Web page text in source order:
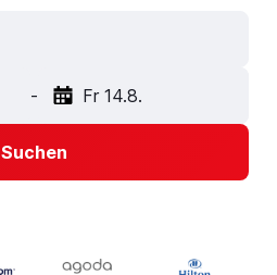
- Fr 14.8.
Suchen